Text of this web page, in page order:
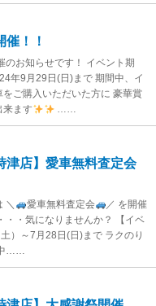
催！！
お知らせです！ イベント期
年9月29日(日)まで 期間中、イ
ご購入いただいた方に 豪華賞
来ます
……
津店】愛車無料査定会
＼ 愛車無料査定会
／ を開催
・・気になりませんか？ 【イベ
）～7月28日(日)まで ラクのり
中……